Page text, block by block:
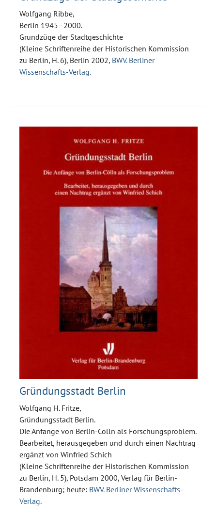
Wolfgang Ribbe,
Berlin 1945–2000.
Grundzüge der Stadtgeschichte
(Kleine Schriftenreihe der Historischen Kommission
zu Berlin, H. 6), Berlin 2002, BWV. Berliner
Wissenschafts-Verlag.
Gründungsstadt Berlin
Wolfgang H. Fritze,
Gründungsstadt Berlin.
Die Anfänge von Berlin-Cölln als Forschungsproblem.
Bearbeitet, herausgegeben und durch einen Nachtrag
ergänzt von Winfried Schich
(Kleine Schriftenreihe der Historischen Kommission
zu Berlin, H. 5), Potsdam 2000, Verlag für Berlin-
Brandenburg; heute: BWV. Berliner Wissenschafts-
Verlag.